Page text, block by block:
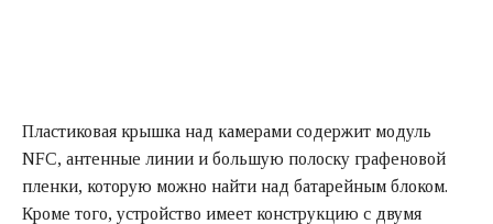
Пластиковая крышка над камерами содержит модуль
NFC, антенные линии и большую полоску графеновой
пленки, которую можно найти над батарейным блоком.
Кроме того, устройство имеет конструкцию с двумя